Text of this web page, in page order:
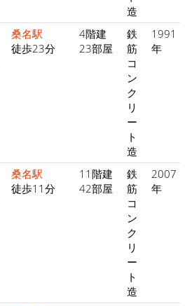
造
桑名駅
徒歩23分
4階建
23部屋
鉄
筋
コ
ン
ク
リ
ー
ト
造
1991
年
桑名駅
徒歩11分
11階建
42部屋
鉄
筋
コ
ン
ク
リ
ー
ト
造
2007
年